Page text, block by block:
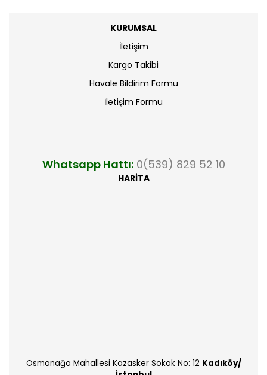
KURUMSAL
İletişim
Kargo Takibi
Havale Bildirim Formu
İletişim Formu
Whatsapp Hattı: 0(539) 829 52 10
HARİTA
Osmanağa Mahallesi Kazasker Sokak No: 12 Kadıköy/